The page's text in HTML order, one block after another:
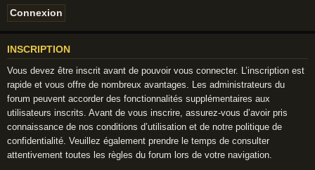
INSCRIPTION
Vous devez être inscrit avant de pouvoir vous connecter. L’inscription est
rapide et vous offre de nombreux avantages. Les administrateurs du
forum peuvent accorder des fonctionnalités supplémentaires aux
utilisateurs inscrits. Avant de vous inscrire, assurez-vous d’avoir pris
connaissance de nos conditions d’utilisation et de notre politique de
confidentialité. Veuillez également prendre le temps de consulter
attentivement toutes les règles du forum lors de votre navigation.